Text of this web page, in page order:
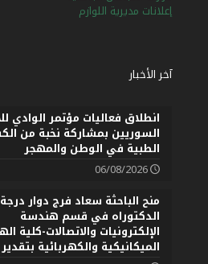
إعلانات مديرية اللوازم
آخر الأخبار
انطلاق فعاليات مؤتمر الوادي
السوريين بمشاركة نخبة من
الطبية في الوطن والمهجر
06/08/2026
منح الباحثة سعاد فرج دوار درجة
الدكتوراه في قسم هندسة
الإلكترونيات والاتصالات-كلية
الميكانيكية والكهربائية بتقدير